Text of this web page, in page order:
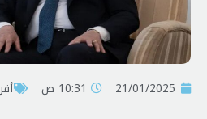
21/01/2025 10:31 ص